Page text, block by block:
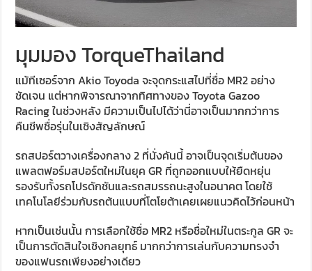
มุมมอง TorqueThailand
แม้ทีเซอร์จาก Akio Toyoda จะจุดกระแสไปที่ชื่อ MR2 อย่าง
ชัดเจน แต่หากพิจารณาจากทิศทางของ Toyota Gazoo
Racing ในช่วงหลัง มีความเป็นไปได้ว่านี่อาจเป็นมากกว่าการ
คืนชีพชื่อรุ่นในเชิงสัญลักษณ์
รถสปอร์ตวางเครื่องกลาง 2 ที่นั่งคันนี้ อาจเป็นจุดเริ่มต้นของ
แพลตฟอร์มสปอร์ตใหม่ในยุค GR ที่ถูกออกแบบให้ยืดหยุ่น
รองรับทั้งรถโปรดักชันและรถสมรรถนะสูงในอนาคต โดยใช้
เทคโนโลยีร่วมกับรถต้นแบบที่โตโยต้าเคยเผยแนวคิดไว้ก่อนหน้า
หากเป็นเช่นนั้น การเลือกใช้ชื่อ MR2 หรือชื่อใหม่ในตระกูล GR จะ
เป็นการตัดสินใจเชิงกลยุทธ์ มากกว่าการเล่นกับความทรงจำ
ของแฟนรถเพียงอย่างเดียว